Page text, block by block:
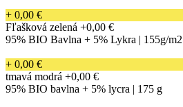
+ 0,00 €
Fľašková zelená +0,00 €
95% BIO Bavlna + 5% Lykra | 155g/m2
+ 0,00 €
tmavá modrá +0,00 €
95% BIO bavlna + 5% lycra | 175 g